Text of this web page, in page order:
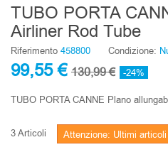
TUBO PORTA
Airliner Rod Tube
Riferimento 458800 Condizione:
99,55 € 130,99 € -24%
TUBO PORTA CANNE Plano
3Articoli Attenzione: Ultimi